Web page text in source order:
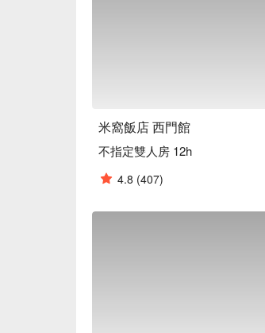
米窩飯店 西門館
不指定雙人房 12h
4.8 (407)